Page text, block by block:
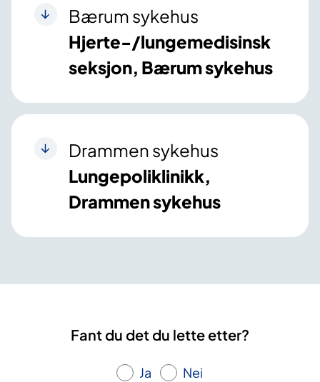
Bærum sykehus
Hjerte-/lungemedisinsk
seksjon, Bærum sykehus
Drammen sykehus
Lungepoliklinikk,
Drammen sykehus
Fant du det du lette etter?
Ja Nei